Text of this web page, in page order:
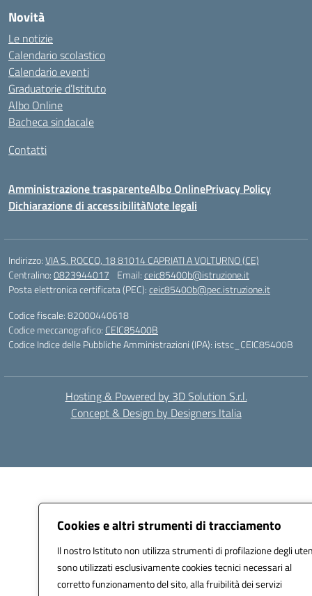
Cookies e altri strumenti di tracciamento
Il nostro Istituto non utilizza strumenti di profilazione degli
sono utilizzati esclusivamente cookies tecnici necessari al
corretto funzionamento del sito, alla fruibilità dei servizi
Novità
Le notizie
Calendario scolastico
Calendario eventi
Graduatorie d’Istituto
Albo Online
Bacheca sindacale
Contatti
Amministrazione trasparenteAlbo OnlinePrivacy Policy
Dichiarazione di accessibilitàNote legali
Indirizzo:VIA S. ROCCO, 18 81014 CAPRIATI A VOLTURNO (CE)
Centralino:0823944017 Email:ceic85400b@istruzione.it
Posta elettronica certificata (PEC):ceic85400b@pec.istruzione.it
Codice fiscale: 82000440618
Codice meccanografico: CEIC85400B
Codice Indice delle Pubbliche Amministrazioni (IPA): istsc_CEIC85400B
Hosting & Powered by 3D Solution S.r.l.
Concept & Design by Designers Italia